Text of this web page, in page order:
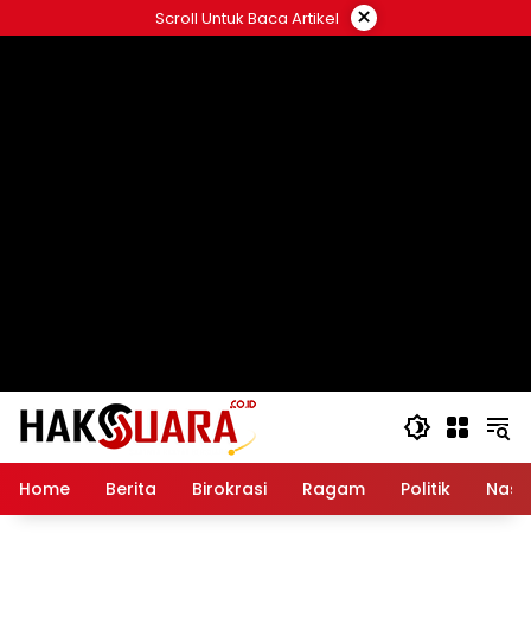
ke
Scroll Untuk Baca Artikel ×
Home Berita Birokrasi Ragam Politik